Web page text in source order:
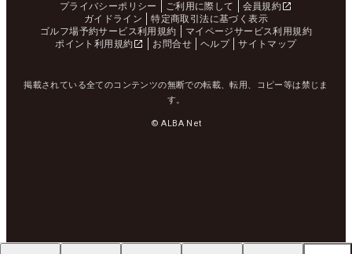
プライバシーポリシー
ご利用に際して
会員規約
ガイドライン
特定商取引法に基づく表示
ゴルフ場予約サービス利用規約
マイページサービス利用規約
ポイント利用規約
お問合せ ヘルプ サイトマップ
掲載されている全てのコンテンツの無断での転載、転用、コピー等は禁じま
す。
© ALBA Net